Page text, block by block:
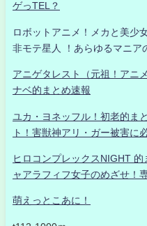
ゲっTEL？
ロボットアニメ！メカと美少
非モテ星人 ！あらゆるマニア
アニゲタレスト（元祖！ア
ナベ的まとめ速報
ユカ・ヨネッフル！初老的ま
ト！害獣神アリ・ガー被害に
ヒロコンプレックスNIGHT
ャアラフィフ女子のめざせ！
萌えっとこあに！